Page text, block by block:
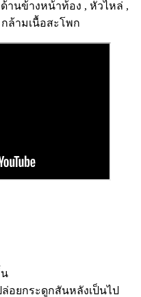
านข้างหน้าท้อง , หัวไหล่ ,
ล้ามเนื้อสะโพก
น
อยกระดูกสันหลังเป็นไป